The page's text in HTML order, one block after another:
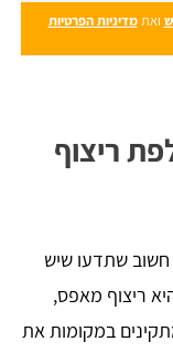
ואתמדיניות הפרטיות
ריצוף
חשוב שתדעו שיש
ריצוף מאפס,
במקומות את